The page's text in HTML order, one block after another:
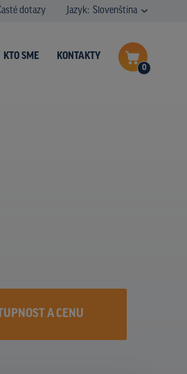
dotazy Jazyk: Slovenština
0
KTO SME KONTAKTY
A CENU